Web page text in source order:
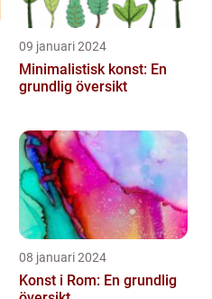
09 januari 2024
Minimalistisk konst: En
grundlig översikt
08 januari 2024
Konst i Rom: En grundlig